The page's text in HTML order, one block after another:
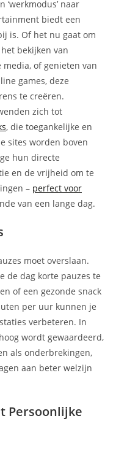
naar
biedt een
is. Of het nu gaat om
bekijken van
of genieten van
games, deze
te creëren.
zich tot
, die toegankelijke en
sites worden boven
hun directe
en de vrijheid om te
– perfect voor
van een lange dag.
moet overslaan.
de dag korte pauzes te
of een gezonde snack
per uur kunnen je
verbeteren. In
wordt gewaardeerd,
als onderbrekingen,
aan beter welzijn
Persoonlijke